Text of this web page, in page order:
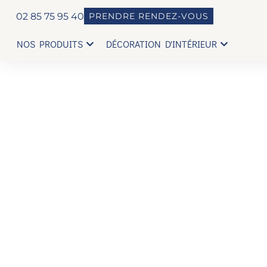
02 85 75 95 40 PRENDRE RENDEZ-VOUS
NOS PRODUITS DÉCORATION D'INTÉRIEUR